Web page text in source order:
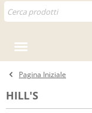
Pagina Iniziale
HILL'S